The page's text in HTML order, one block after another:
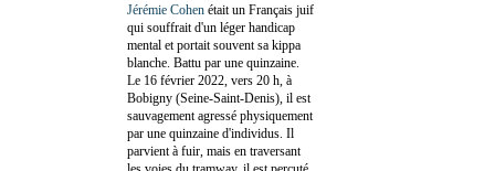
Jérémie Cohen était un Français juif
qui souffrait d'un léger handicap
mental et portait souvent sa kippa
blanche. Battu par une quinzaine.
Le 16 février 2022, vers 20 h, à
Bobigny (Seine-Saint-Denis), il est
sauvagement agressé physiquement
par une quinzaine d'individus. Il
parvient à fuir, mais en traversant